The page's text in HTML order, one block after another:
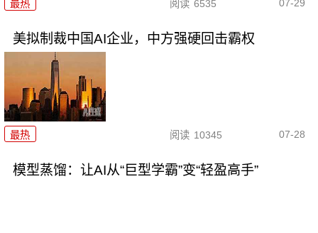
最热 阅读 6535 07-29
美拟制裁中国AI企业，中方强硬回击霸权
最热 阅读 10345 07-28
模型蒸馏：让AI从“巨型学霸”变“轻盈高手”